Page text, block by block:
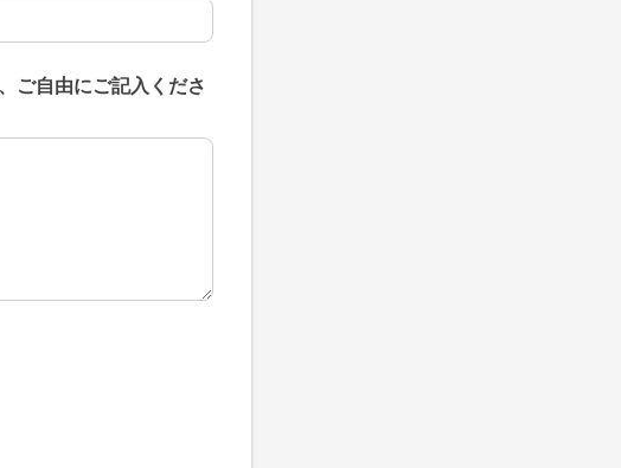
ご自由にご記入くださ
自由にご記入ください